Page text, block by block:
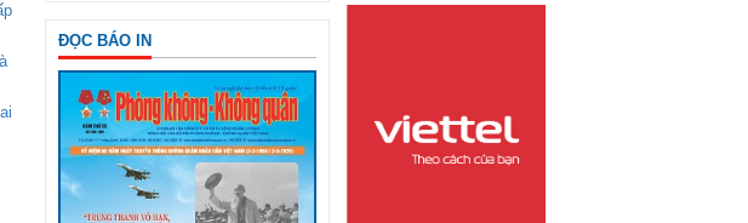
ĐỌC BÁO IN